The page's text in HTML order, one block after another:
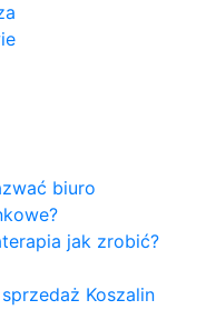
biuro
jak zrobić?
Koszalin